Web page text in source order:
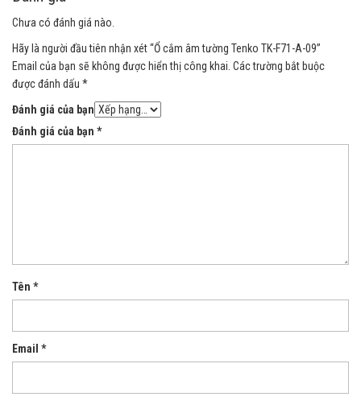
Chưa có đánh giá nào.
Hãy là người đầu tiên nhận xét “Ổ cắm âm tường Tenko TK-F71-A-09”
Email của bạn sẽ không được hiển thị công khai. Các trường bắt buộc
được đánh dấu *
Đánh giá của bạn
Đánh giá của bạn *
Tên *
Email *